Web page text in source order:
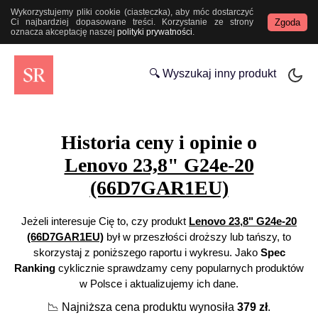
Wykorzystujemy pliki cookie (ciasteczka), aby móc dostarczyć
Ci najbardziej dopasowane treści. Korzystanie ze strony
oznacza akceptację naszej polityki prywatności.
Zgoda
🔍 Wyszukaj inny produkt
Historia ceny i opinie o
Lenovo 23,8" G24e-20
(66D7GAR1EU)
Jeżeli interesuje Cię to, czy produkt Lenovo 23,8" G24e-20
(66D7GAR1EU) był w przeszłości droższy lub tańszy, to
skorzystaj z poniższego raportu i wykresu. Jako Spec
Ranking cyklicznie sprawdzamy ceny popularnych produktów
w Polsce i aktualizujemy ich dane.
📉 Najniższa cena produktu wynosiła 379 zł.